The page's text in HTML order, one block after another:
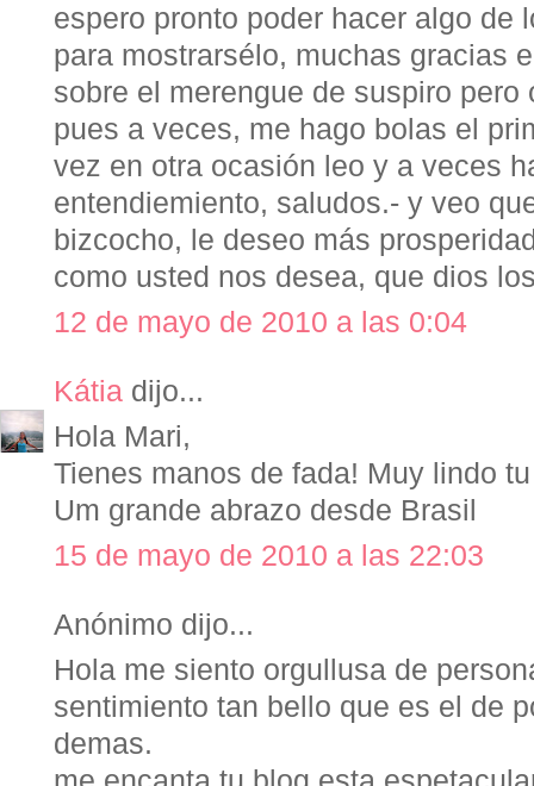
espero pronto poder hacer algo de
para mostrarsélo, muchas gracias
sobre el merengue de suspiro pero
pues a veces, me hago bolas el
vez en otra ocasión leo y a veces
entendiemiento, saludos.- y veo
bizcocho, le deseo más
como usted nos desea, que dios
12 de mayo de 2010 a las 0:04
Kátia dijo...
Hola Mari,
Tienes manos de fada! Muy lindo
Um grande abrazo desde Brasil
15 de mayo de 2010 a las 22:03
Anónimo dijo...
Hola me siento orgullusa de
sentimiento tan bello que es el de
demas.